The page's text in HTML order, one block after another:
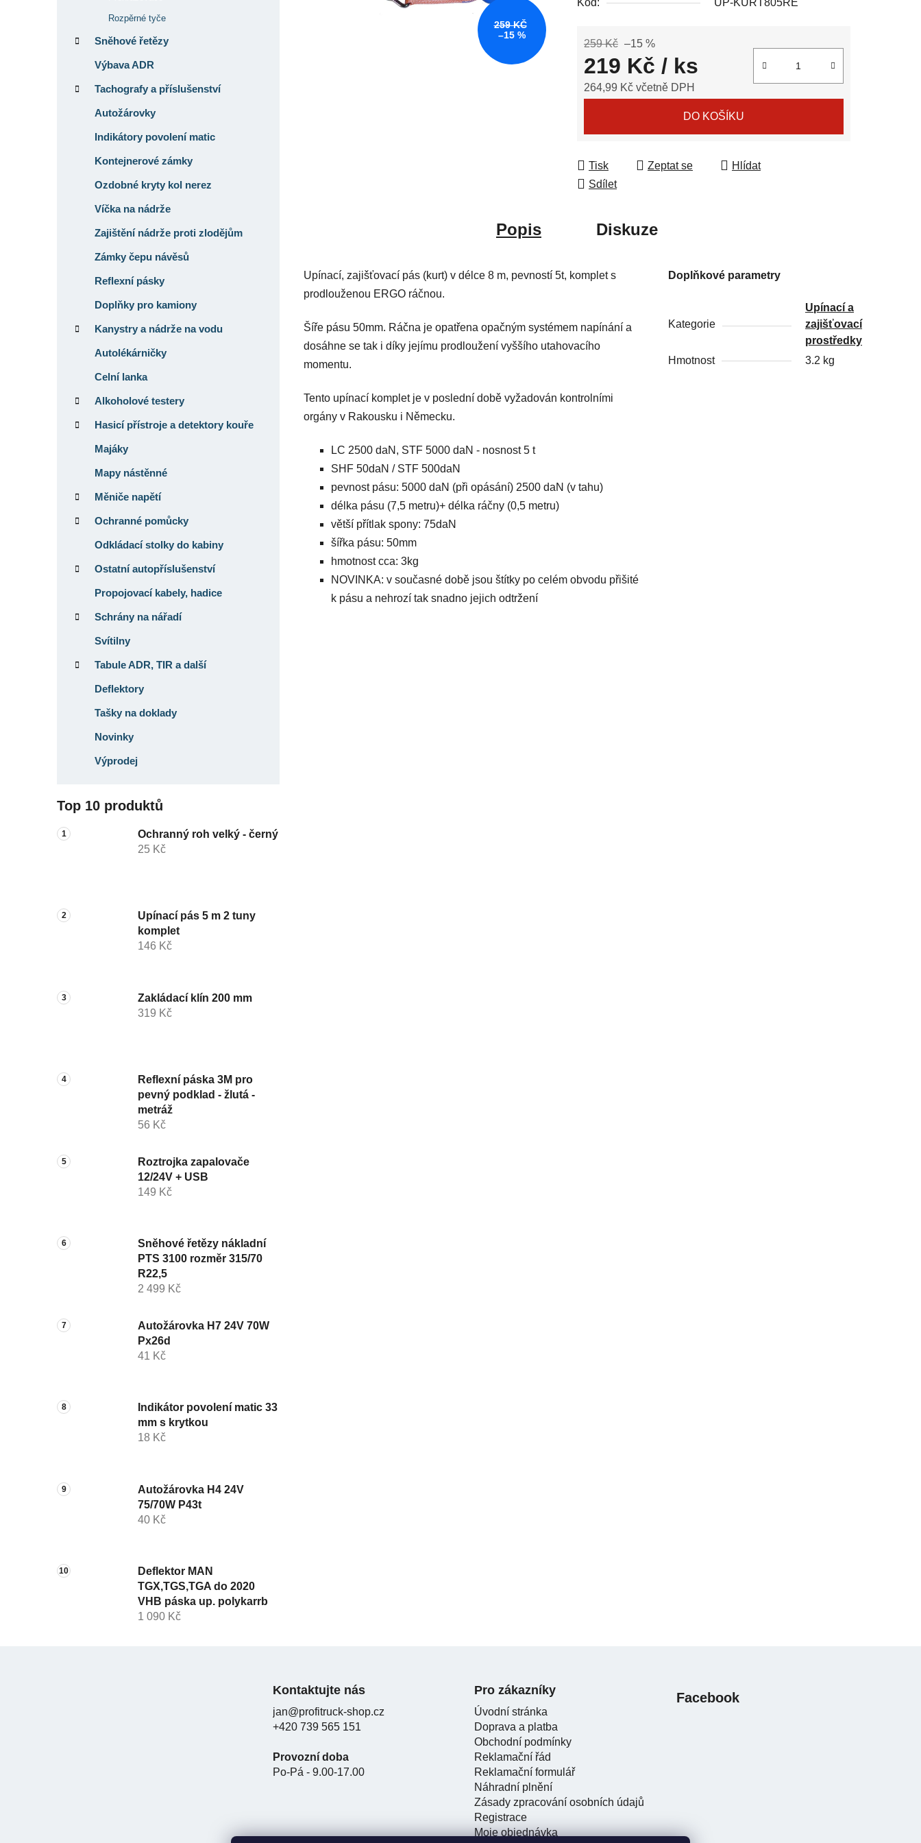
Rozpěrné tyče
Sněhové řetězy
Výbava ADR
Tachografy a příslušenství
Autožárovky
Indikátory povolení matic
Kontejnerové zámky
Ozdobné kryty kol nerez
Víčka na nádrže
Zajištění nádrže proti zlodějům
Zámky čepu návěsů
Reflexní pásky
Doplňky pro kamiony
Kanystry a nádrže na vodu
Autolékárničky
Celní lanka
Alkoholové testery
Hasicí přístroje a detektory kouře
Majáky
Mapy nástěnné
Měniče napětí
Ochranné pomůcky
Odkládací stolky do kabiny
Ostatní autopříslušenství
Propojovací kabely, hadice
Schrány na nářadí
Svítilny
Tabule ADR, TIR a další
Deflektory
Tašky na doklady
Novinky
Výprodej
Top 10 produktů
Ochranný roh velký - černý
25 Kč
Upínací pás 5 m 2 tuny
komplet
146 Kč
Zakládací klín 200 mm
319 Kč
Reflexní páska 3M pro
pevný podklad - žlutá -
metráž
56 Kč
Roztrojka zapalovače
12/24V + USB
149 Kč
Sněhové řetězy nákladní
PTS 3100 rozměr 315/70
R22,5
2 499 Kč
Autožárovka H7 24V 70W
Px26d
41 Kč
Indikátor povolení matic 33
mm s krytkou
18 Kč
Autožárovka H4 24V
75/70W P43t
40 Kč
Deflektor MAN
TGX,TGS,TGA do 2020
VHB páska up. polykarrb
1 090 Kč
0,0
hvězdiček.
259 Kč –15 %
219 Kč / ks
264,99 Kč včetně DPH
DO KOŠÍKU
Tisk Zeptat se
Hlídat
Sdílet
259 KČ
–15 %
Popis Diskuze
Upínací, zajišťovací pás (kurt) v délce 8 m, pevností 5t, komplet s
prodlouženou ERGO ráčnou.
Šíře pásu 50mm. Ráčna je opatřena opačným systémem napínání a
dosáhne se tak i díky jejímu prodloužení vyššího utahovacího
momentu.
Tento upínací komplet je v poslední době vyžadován kontrolními
orgány v Rakousku i Německu.
LC 2500 daN, STF 5000 daN - nosnost 5 t
SHF 50daN / STF 500daN
pevnost pásu: 5000 daN (při opásání) 2500 daN (v tahu)
délka pásu (7,5 metru)+ délka ráčny (0,5 metru)
větší přítlak spony: 75daN
šířka pásu: 50mm
hmotnost cca: 3kg
NOVINKA: v současné době jsou štítky po celém obvodu přišité
k pásu a nehrozí tak snadno jejich odtržení
Doplňkové parametry
Kategorie
Upínací a
zajišťovací
prostředky
Hmotnost
3.2 kg
Kontaktujte nás
jan@profitruck-shop.cz
+420 739 565 151
Provozní doba
Po-Pá - 9.00-17.00
Pro zákazníky
Úvodní stránka
Doprava a platba
Obchodní podmínky
Reklamační řád
Reklamační formulář
Náhradní plnění
Zásady zpracování osobních údajů
Registrace
Moje objednávka
Facebook